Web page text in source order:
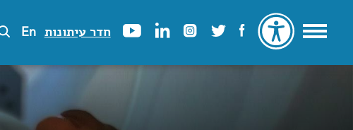
חדר עיתונות En